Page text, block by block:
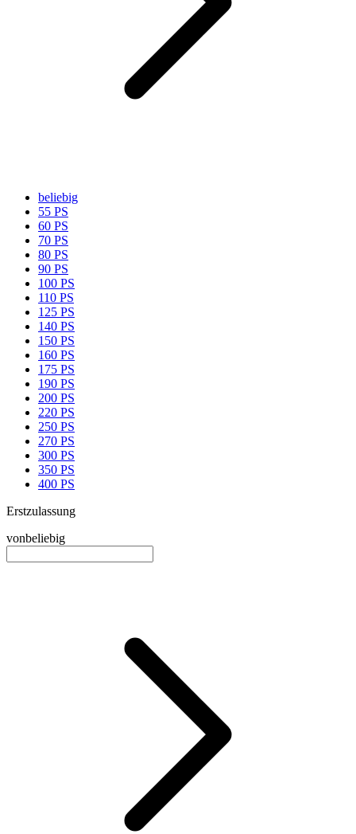
beliebig
55 PS
60 PS
70 PS
80 PS
90 PS
100 PS
110 PS
125 PS
140 PS
150 PS
160 PS
175 PS
190 PS
200 PS
220 PS
250 PS
270 PS
300 PS
350 PS
400 PS
Erstzulassung
vonbeliebig